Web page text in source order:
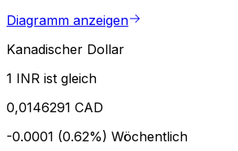
Diagramm anzeigen
Kanadischer Dollar
1 INR ist gleich
0,0146291 CAD
-0.0001 (0.62%) Wöchentlich